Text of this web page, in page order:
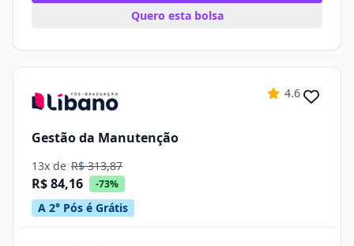
Quero esta bolsa
4.6
Gestão da Manutenção
13x de R$ 313,87
R$ 84,16 -73%
A 2° Pós é Grátis